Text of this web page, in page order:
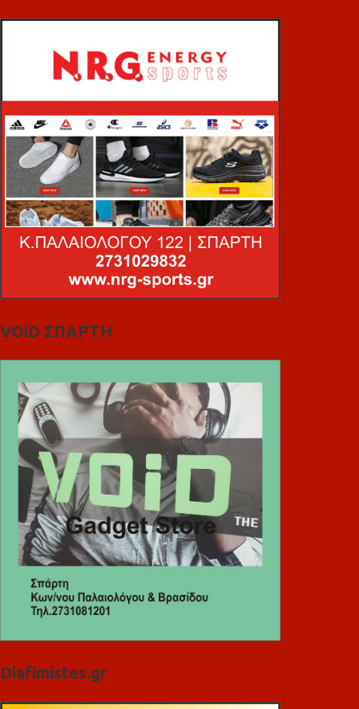
VOiD ΣΠΑΡΤΗ
Diafimistes.gr